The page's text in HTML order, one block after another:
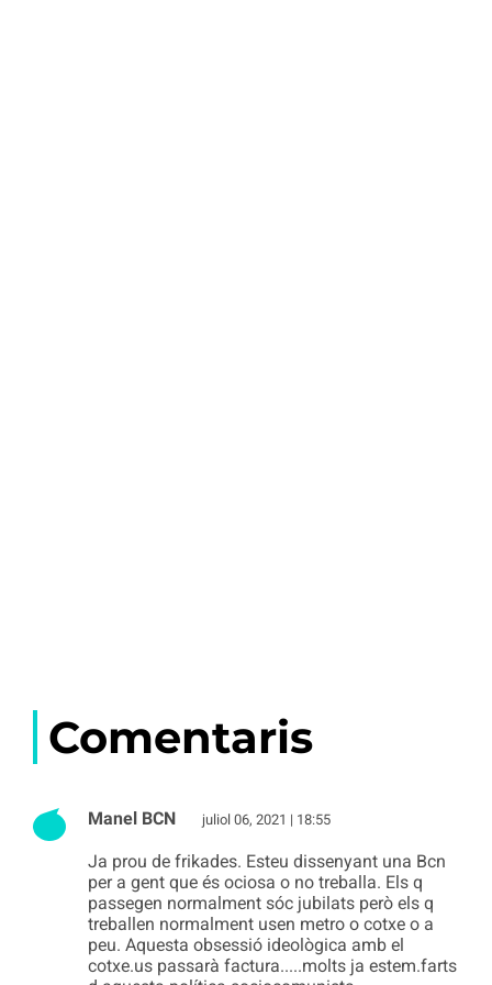
Comentaris
Manel BCN juliol 06, 2021 | 18:55
Ja prou de frikades. Esteu dissenyant una Bcn
per a gent que és ociosa o no treballa. Els q
passegen normalment sóc jubilats però els q
treballen normalment usen metro o cotxe o a
peu. Aquesta obsessió ideològica amb el
cotxe.us passarà factura.....molts ja estem.farts